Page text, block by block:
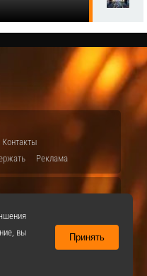
Контакты
Реклама
вы
Принять